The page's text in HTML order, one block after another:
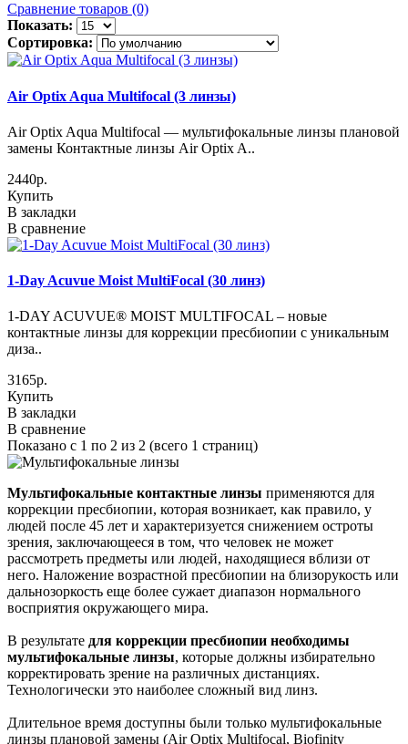
Сравнение товаров (0)
Показать:
Сортировка:
Air Optix Aqua Multifocal (3 линзы)
Air Optix Aqua Multifocal — мультифокальные линзы плановой
замены Контактные линзы Air Optix A..
2440р.
Купить
В закладки
В сравнение
1-Day Acuvue Moist MultiFocal (30 линз)
1-DAY ACUVUE® MOIST MULTIFOCAL – новые
контактные линзы для коррекции пресбиопии с уникальным
диза..
3165р.
Купить
В закладки
В сравнение
Показано с 1 по 2 из 2 (всего 1 страниц)
Мультифокальные контактные линзы применяются для
коррекции пресбиопии, которая возникает, как правило, у
людей после 45 лет и характеризуется снижением остроты
зрения, заключающееся в том, что человек не может
рассмотреть предметы или людей, находящиеся вблизи от
него. Наложение возрастной пресбиопии на близорукость или
дальнозоркость еще более сужает диапазон нормального
восприятия окружающего мира.
В результате для коррекции пресбиопии необходимы
мультифокальные линзы, которые должны избирательно
корректировать зрение на различных дистанциях.
Технологически это наиболее сложный вид линз.
Длительное время доступны были только мультифокальные
линзы плановой замены (Air Optix Multifocal, Biofinity